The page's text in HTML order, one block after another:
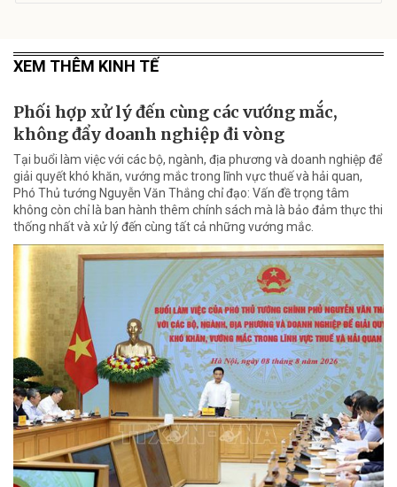
XEM THÊM KINH TẾ
Phối hợp xử lý đến cùng các vướng mắc,
không đẩy doanh nghiệp đi vòng
Tại buổi làm việc với các bộ, ngành, địa phương và doanh nghiệp để
giải quyết khó khăn, vướng mắc trong lĩnh vực thuế và hải quan,
Phó Thủ tướng Nguyễn Văn Thắng chỉ đạo: Vấn đề trọng tâm
không còn chỉ là ban hành thêm chính sách mà là bảo đảm thực thi
thống nhất và xử lý đến cùng tất cả những vướng mắc.